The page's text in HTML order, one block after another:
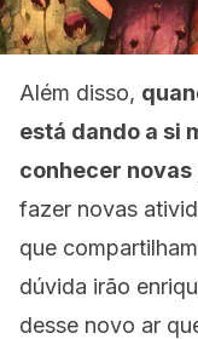
Além disso,
está dando a si
conhecer novas
fazer novas
que
dúvida irão
desse novo ar